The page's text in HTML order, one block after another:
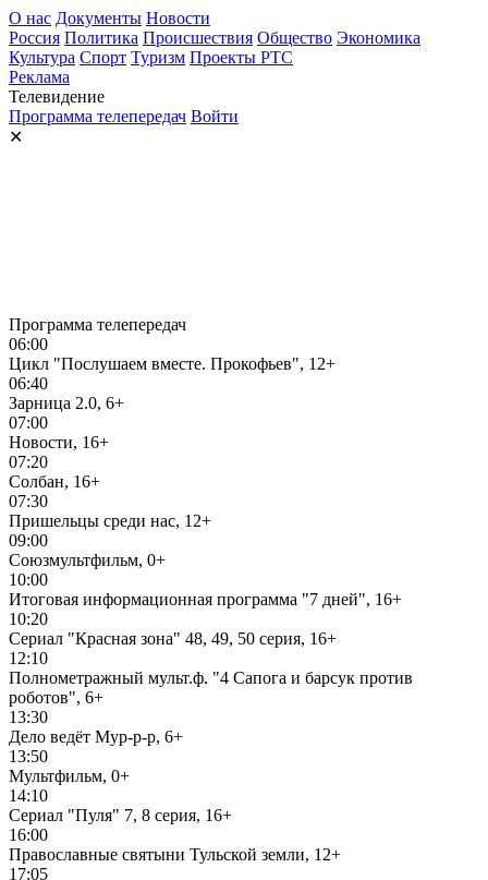
О нас Документы Новости
Россия Политика Происшествия Общество Экономика
Культура Спорт Туризм Проекты РТС
Реклама
Телевидение
Программа телепередач Войти
✕
Программа телепередач
06:00
Цикл "Послушаем вместе. Прокофьев", 12+
06:40
Зарница 2.0, 6+
07:00
Новости, 16+
07:20
Солбан, 16+
07:30
Пришельцы среди нас, 12+
09:00
Союзмультфильм, 0+
10:00
Итоговая информационная программа "7 дней", 16+
10:20
Сериал "Красная зона" 48, 49, 50 серия, 16+
12:10
Полнометражный мульт.ф. "4 Сапога и барсук против
роботов", 6+
13:30
Дело ведёт Мур-р-р, 6+
13:50
Мультфильм, 0+
14:10
Сериал "Пуля" 7, 8 серия, 16+
16:00
Православные святыни Тульской земли, 12+
17:05